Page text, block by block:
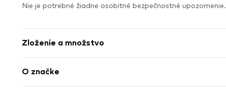
Nie je potrebné žiadne osobitné bezpečnostné upozornenie.
Zloženie a množstvo
O značke